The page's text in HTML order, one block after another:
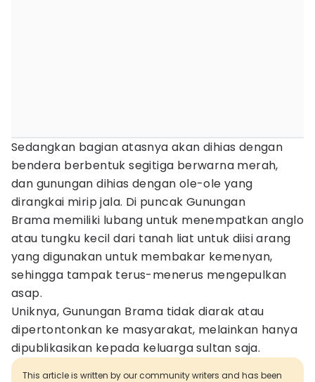
Sedangkan bagian atasnya akan dihias dengan
bendera berbentuk segitiga berwarna merah,
dan gunungan dihias dengan ole-ole yang
dirangkai mirip jala. Di puncak Gunungan
Brama memiliki lubang untuk menempatkan anglo
atau tungku kecil dari tanah liat untuk diisi arang
yang digunakan untuk membakar kemenyan,
sehingga tampak terus-menerus mengepulkan
asap.
Uniknya, Gunungan Brama tidak diarak atau
dipertontonkan ke masyarakat, melainkan hanya
dipublikasikan kepada keluarga sultan saja.
This article is written by our community writers and has been